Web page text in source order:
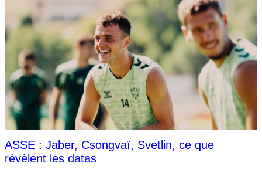
ASSE : Jaber, Csongvaï, Svetlin, ce que
révèlent les datas